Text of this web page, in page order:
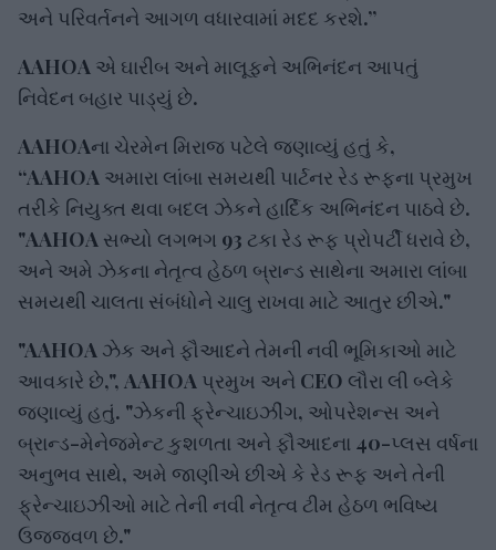
અને પરિવર્તનને આગળ વધારવામાં મદદ કરશે.”
AAHOA એ ઘારીબ અને માલૂફને અભિનંદન આપતું
નિવેદન બહાર પાડ્યું છે.
AAHOAના ચેરમેન મિરાજ પટેલે જણાવ્યું હતું કે,
“AAHOA અમારા લાંબા સમયથી પાર્ટનર રેડ રૂફના પ્રમુખ
તરીકે નિયુક્ત થવા બદલ ઝેકને હાર્દિક અભિનંદન પાઠવે છે.
"AAHOA સભ્યો લગભગ 93 ટકા રેડ રૂફ પ્રોપર્ટી ધરાવે છે,
અને અમે ઝેકના નેતૃત્વ હેઠળ બ્રાન્ડ સાથેના અમારા લાંબા
સમયથી ચાલતા સંબંધોને ચાલુ રાખવા માટે આતુર છીએ."
"AAHOA ઝેક અને ફૌઆદને તેમની નવી ભૂમિકાઓ માટે
આવકારે છે,", AAHOA પ્રમુખ અને CEO લૌરા લી બ્લેકે
જણાવ્યું હતું. "ઝેકની ફ્રેન્ચાઇઝીંગ, ઓપરેશન્સ અને
બ્રાન્ડ-મેનેજમેન્ટ કુશળતા અને ફૌઆદના 40-પ્લસ વર્ષના
અનુભવ સાથે, અમે જાણીએ છીએ કે રેડ રૂફ અને તેની
ફ્રેન્ચાઇઝીઓ માટે તેની નવી નેતૃત્વ ટીમ હેઠળ ભવિષ્ય
ઉજ્જવળ છે."